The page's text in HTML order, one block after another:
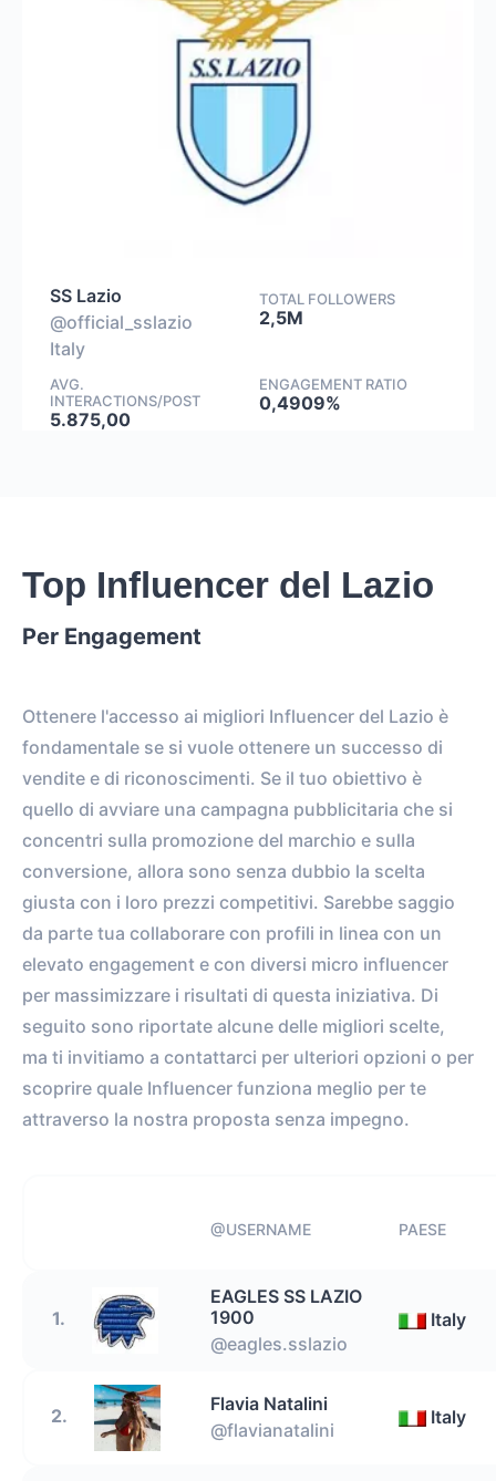
SS Lazio
@official_sslazio
Italy
TOTAL FOLLOWERS
2,5M
AVG.
INTERACTIONS/POST
5.875,00
ENGAGEMENT RATIO
0,4909%
Top Influencer del Lazio
Per Engagement
Ottenere l'accesso ai migliori Influencer del Lazio è
fondamentale se si vuole ottenere un successo di
vendite e di riconoscimenti. Se il tuo obiettivo è
quello di avviare una campagna pubblicitaria che si
concentri sulla promozione del marchio e sulla
conversione, allora sono senza dubbio la scelta
giusta con i loro prezzi competitivi. Sarebbe saggio
da parte tua collaborare con profili in linea con un
elevato engagement e con diversi micro influencer
per massimizzare i risultati di questa iniziativa. Di
seguito sono riportate alcune delle migliori scelte,
ma ti invitiamo a contattarci per ulteriori opzioni o per
scoprire quale Influencer funziona meglio per te
attraverso la nostra proposta senza impegno.
@USERNAME PAESE
1.
EAGLES SS LAZIO
1900
@eagles.sslazio
Italy
2.
Flavia Natalini
@flavianatalini
Italy